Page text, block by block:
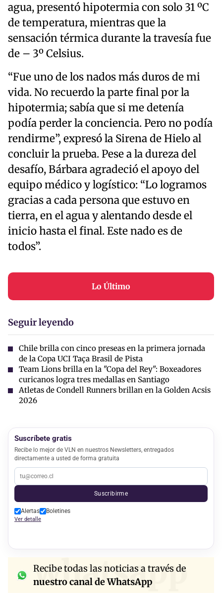
agua, presentó hipotermia con solo 31 ºC
de temperatura, mientras que la
sensación térmica durante la travesía fue
de – 3º Celsius.
“Fue uno de los nados más duros de mi
vida. No recuerdo la parte final por la
hipotermia; sabía que si me detenía
podía perder la conciencia. Pero no podía
rendirme”, expresó la Sirena de Hielo al
concluir la prueba. Pese a la dureza del
desafío, Bárbara agradeció el apoyo del
equipo médico y logístico: “Lo logramos
gracias a cada persona que estuvo en
tierra, en el agua y alentando desde el
inicio hasta el final. Este nado es de
todos”.
Lo Último
Seguir leyendo
Chile brilla con cinco preseas en la primera jornada
de la Copa UCI Taça Brasil de Pista
Team Lions brilla en la "Copa del Rey": Boxeadores
curicanos logra tres medallas en Santiago
Atletas de Condell Runners brillan en la Golden Acsis
2026
Suscríbete gratis
Recibe lo mejor de VLN en nuestros Newsletters, entregados
directamente a usted de forma gratuita
Suscribirme
Alertas Boletines
Ver detalle
whatsapp
Recibe todas las noticias a través de
nuestro canal de WhatsApp